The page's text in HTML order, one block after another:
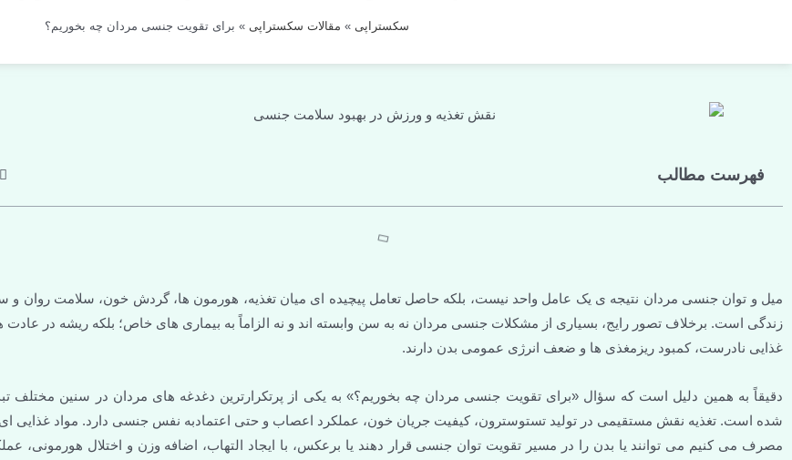
سکستراپی » مقالات سکستراپی » برای تقویت جنسی مردان چه بخوریم؟
فهرست مطالب
میل و توان جنسی مردان نتیجه ی یک عامل واحد نیست، بلکه حاصل تعامل پیچیده ای میان تغذیه، هورمون ها، گردش خون، سلامت روان و
زندگی است. برخلاف تصور رایج، بسیاری از مشکلات جنسی مردان نه به سن وابسته اند و نه الزاماً به بیماری های خاص؛ بلکه ریشه در عادت
غذایی نادرست، کمبود ریزمغذی ها و ضعف انرژی عمومی بدن دارند.
دقیقاً به همین دلیل است که سؤال «برای تقویت جنسی مردان چه بخوریم؟» به یکی از پرتکرارترین دغدغه های مردان در سنین مختلف
شده است. تغذیه نقش مستقیمی در تولید تستوسترون، کیفیت جریان خون، عملکرد اعصاب و حتی اعتمادبه نفس جنسی دارد. مواد غذایی
مصرف می کنیم می توانند یا بدن را در مسیر تقویت توان جنسی قرار دهند یا برعکس، با ایجاد التهاب، اضافه وزن و اختلال هورمونی،